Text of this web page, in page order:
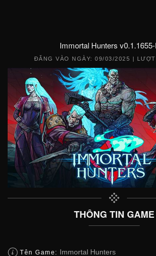
Immortal Hunters
ĐĂNG VÀO NGÀY:09/03/2025 |
THÔNG TIN GAME
Tên Game: Immortal Hunters